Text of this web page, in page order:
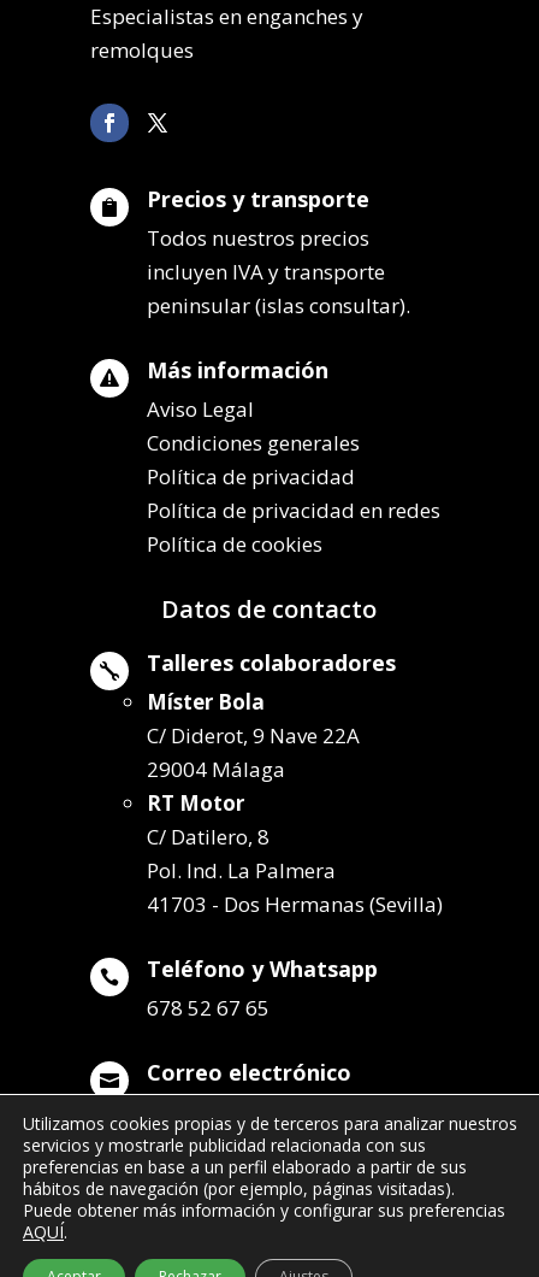
Especialistas en enganches y
remolques
 Precios y transporte
Todos nuestros precios
incluyen IVA y transporte
peninsular (islas consultar).
 Más información
Aviso Legal
Condiciones generales
Política de privacidad
Política de privacidad en redes
Política de cookies
Datos de contacto
 Talleres colaboradores
Míster Bola
C/ Diderot, 9 Nave 22A
29004 Málaga
RT Motor
C/ Datilero, 8
Pol. Ind. La Palmera
41703 - Dos Hermanas (Sevilla)
 Teléfono y Whatsapp
678 52 67 65
 Correo electrónico
info@remolqueszabala.com
Utilizamos cookies propias y de terceros para analizar nuestros
servicios y mostrarle publicidad relacionada con sus
preferencias en base a un perfil elaborado a partir de sus
hábitos de navegación (por ejemplo, páginas visitadas).
Puede obtener más información y configurar sus preferencias
AQUÍ.